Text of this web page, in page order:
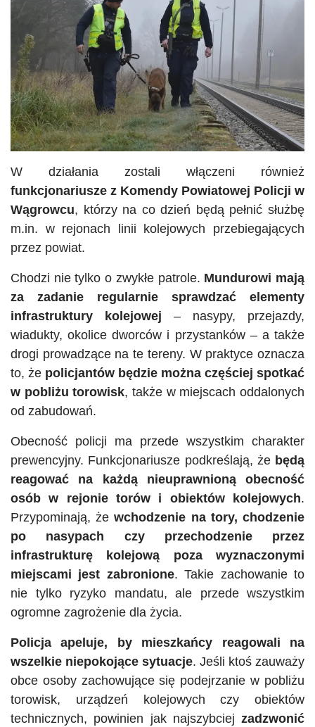
W działania zostali włączeni również
funkcjonariusze z Komendy Powiatowej Policji w
Wągrowcu, którzy na co dzień będą pełnić służbę
m.in. w rejonach linii kolejowych przebiegających
przez powiat.
Chodzi nie tylko o zwykłe patrole. Mundurowi mają
za zadanie regularnie sprawdzać elementy
infrastruktury kolejowej – nasypy, przejazdy,
wiadukty, okolice dworców i przystanków – a także
drogi prowadzące na te tereny. W praktyce oznacza
to, że policjantów będzie można częściej spotkać
w pobliżu torowisk, także w miejscach oddalonych
od zabudowań.
Obecność policji ma przede wszystkim charakter
prewencyjny. Funkcjonariusze podkreślają, że będą
reagować na każdą nieuprawnioną obecność
osób w rejonie torów i obiektów kolejowych.
Przypominają, żewchodzenie na tory, chodzenie
po nasypach czy przechodzenie przez
infrastrukturę kolejową poza wyznaczonymi
miejscami jest zabronione. Takie zachowanie to
nie tylko ryzyko mandatu, ale przede wszystkim
ogromne zagrożenie dla życia.
Policja apeluje, by mieszkańcy reagowali na
wszelkie niepokojące sytuacje. Jeśli ktoś zauważy
obce osoby zachowujące się podejrzanie w pobliżu
torowisk, urządzeń kolejowych czy obiektów
technicznych, powinien jak najszybciej zadzwonić